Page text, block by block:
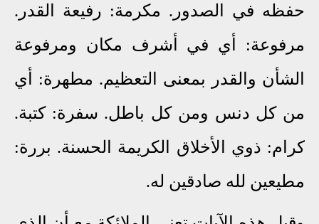
حفظه في الصدور. مكرمة: رفيعة القدر.
مرفوعة: أي في أشرف مكان ومرفوعة
الشأن والقدر بمعنى التعظيم. مطهرة: أي
من كل دنس ومن كل باطل. سفرة: كتبة.
كرام: ذوي الأخلاق الكريمة الحسنة. بررة:
مطيعين لله صادقين له.